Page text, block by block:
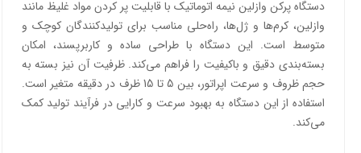
دستگاه پرکن وازلین نیمه اتوماتیک با قابلیت پر کردن مواد غلیظ مانند
وازلین، کرم‌ها و ژل‌ها، راه‌حلی مناسب برای تولیدکنندگان کوچک و
متوسط است. این دستگاه با طراحی ساده و کاربرپسند، امکان
بسته‌بندی دقیق و باکیفیت را فراهم می‌کند. ظرفیت آن نیز بسته به
حجم ظروف و سرعت اپراتور، بین 5 تا 15 ظرف در دقیقه متغیر است.
استفاده از این دستگاه به بهبود سرعت و کارایی در فرآیند تولید کمک
می‌کند.